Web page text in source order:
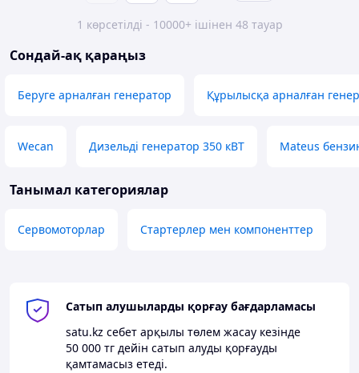
1 көрсетілді - 10000+ ішінен 48 тауар
Сондай-ақ қараңыз
Беруге арналған генератор Құрылысқа арналған
Wecan Дизельді генератор 350 кВТ Mateus
Танымал категориялар
Сервомоторлар Стартерлер мен компоненттер
Сатып алушыларды қорғау бағдарламасы
satu.kz себет арқылы төлем жасау кезінде
50 000 тг дейін сатып алуды қорғауды
қамтамасыз етеді.